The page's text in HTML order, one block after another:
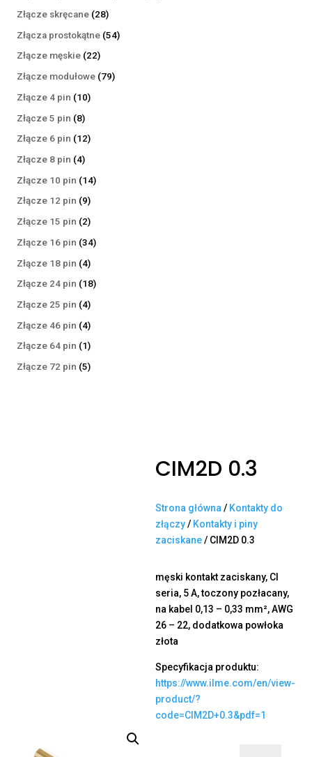
Złącze skręcane 2828
produktów
Złącza prostokątne 5454
Złącze męskie 2222
produkty
Złącze modułowe 7979
Złącze 4 pin 1010
Złącze 5 pin 88
produktów
Złącze 6 pin 1212
Złącze 8 pin 44
produkty
Złącze 10 pin 1414
Złącze 12 pin 99
produktów
Złącze 15 pin 22
produkty
Złącze 16 pin 3434
Złącze 18 pin 44
produkty
Złącze 24 pin 1818
Złącze 25 pin 44
produkty
Złącze 46 pin 44
produkty
Złącze 64 pin 11
produkt
Złącze 72 pin 55
CIM2D 0.3
Strona główna / Kontakty do
złączy/ Kontakty i piny
zaciskane/ CIM2D 0.3
męski kontakt zaciskany, CI
seria, 5 A, toczony pozłacany,
na kabel 0,13 – 0,33 mm², AWG
26 – 22, dodatkowa powłoka
złota
Specyfikacja produktu:
https://www.ilme.com/en/view-
product/?
code=CIM2D+0.3&pdf=1